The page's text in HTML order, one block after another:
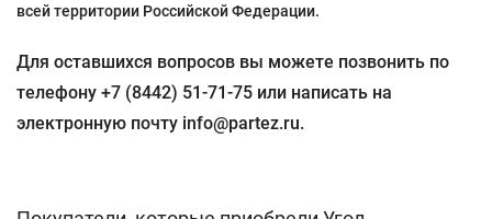
всей территории Российской Федерации.
Для оставшихся вопросов вы можете позвонить по
телефону +7 (8442) 51-71-75 или написать на
электронную почту info@partez.ru.